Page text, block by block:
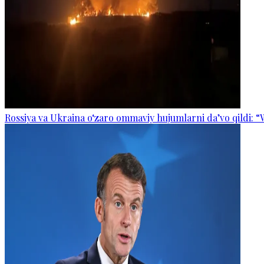
Rossiya va Ukraina o‘zaro ommaviy hujumlarni da’vo qildi: